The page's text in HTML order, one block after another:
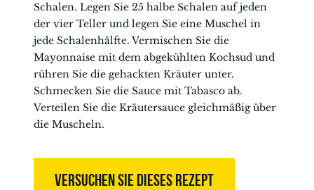
Schalen. Legen Sie 25 halbe Schalen auf jeden
der vier Teller und legen Sie eine Muschel in
jede Schalenhälfte. Vermischen Sie die
Mayonnaise mit dem abgekühlten Kochsud und
rühren Sie die gehackten Kräuter unter.
Schmecken Sie die Sauce mit Tabasco ab.
Verteilen Sie die Kräutersauce gleichmäßig über
die Muscheln.
VERSUCHEN SIE DIESES REZEPT